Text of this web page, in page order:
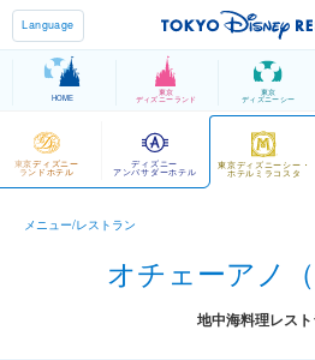
Language
HOME
東京
ディズニーランド
東京
ディズニーシー
東京ディズニー
ランドホテル
ディズニー
アンバサダーホテル
東京ディズニーシー・
ホテルミラコスタ
メニュー/レストラン
オチェーアノ（
地中海料理レス